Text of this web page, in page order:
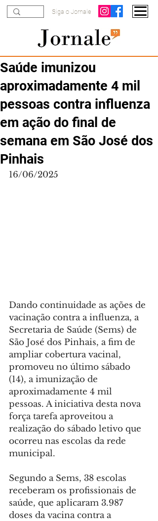
Siga o Jornale
Saúde imunizou
aproximadamente 4 mil
pessoas contra influenza
em ação do final de
semana em São José dos
Pinhais
16/06/2025
Dando continuidade as ações de
vacinação contra a influenza, a
Secretaria de Saúde (Sems) de
São José dos Pinhais, a fim de
ampliar cobertura vacinal,
promoveu no último sábado
(14), a imunização de
aproximadamente 4 mil
pessoas. A iniciativa desta nova
força tarefa aproveitou a
realização do sábado letivo que
ocorreu nas escolas da rede
municipal.
Segundo a Sems, 38 escolas
receberam os profissionais de
saúde, que aplicaram 3.987
doses da vacina contra a